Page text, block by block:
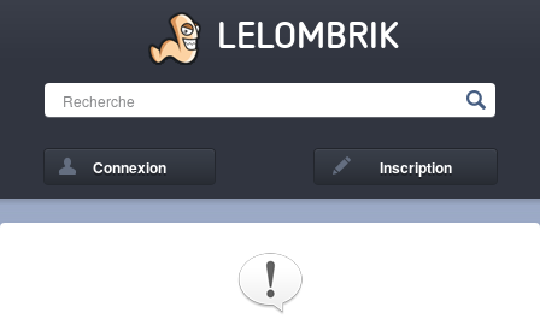
LELOMBRIK
Connexion Inscription